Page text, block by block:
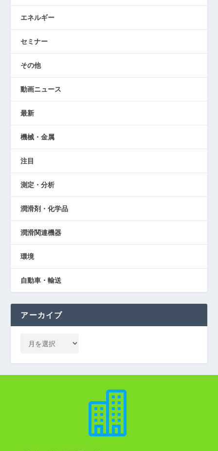
エネルギー
セミナー
その他
動画ニュース
最新
機械・金属
注目
測定・分析
潤滑剤・化学品
潤滑関連機器
環境
自動車・輸送
アーカイブ
